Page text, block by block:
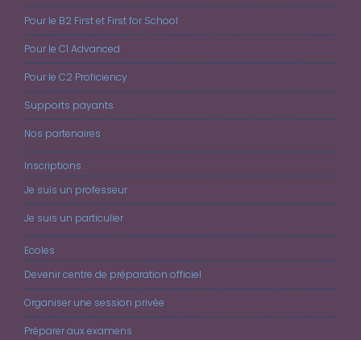
Pour le B2 First et First for School
Pour le C1 Advanced
Pour le C2 Proficiency
Supports payants
Nos partenaires
Inscriptions
Je suis un professeur
Je suis un particulier
Ecoles
Devenir centre de préparation officiel
Organiser une session privée
Préparer aux examens